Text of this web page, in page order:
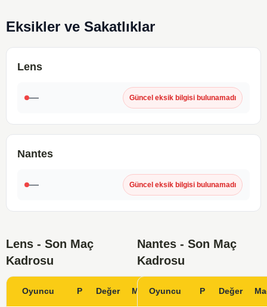
Eksikler ve Sakatlıklar
Lens
— Güncel eksik bilgisi bulunamadı
Nantes
— Güncel eksik bilgisi bulunamadı
Lens - Son Maç
Kadrosu
Oyuncu P Değer Maç Gol
Nantes - Son Maç
Kadrosu
Oyuncu P Değer